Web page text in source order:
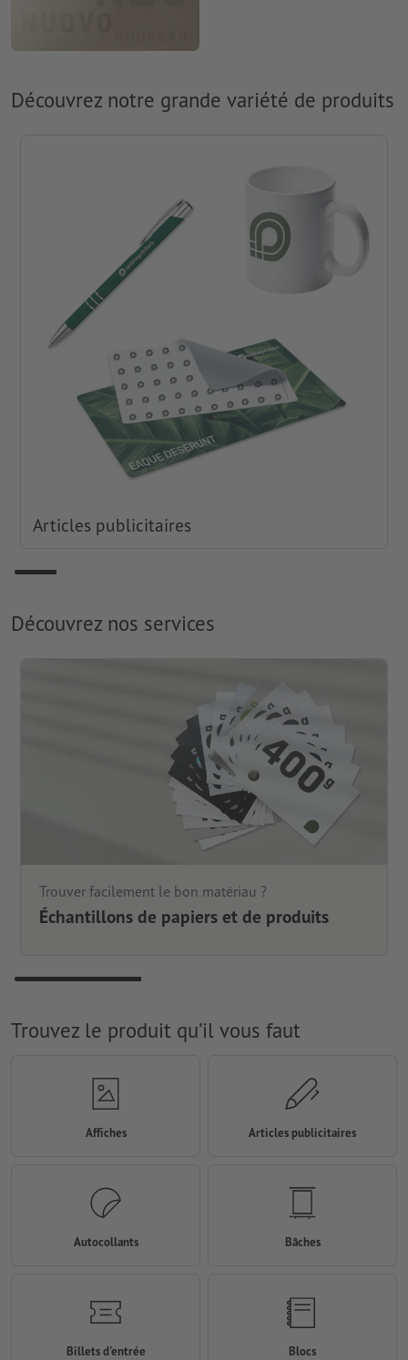
Découvrez notre grande variété de produits
Articles publicitaires
Découvrez nos services
Trouver facilement le bon matériau ?
Échantillons de papiers et de produits
Trouvez le produit qu’il vous faut
Affiches Articles publicitaires
Autocollants Bâches
Billets d'entrée Blocs